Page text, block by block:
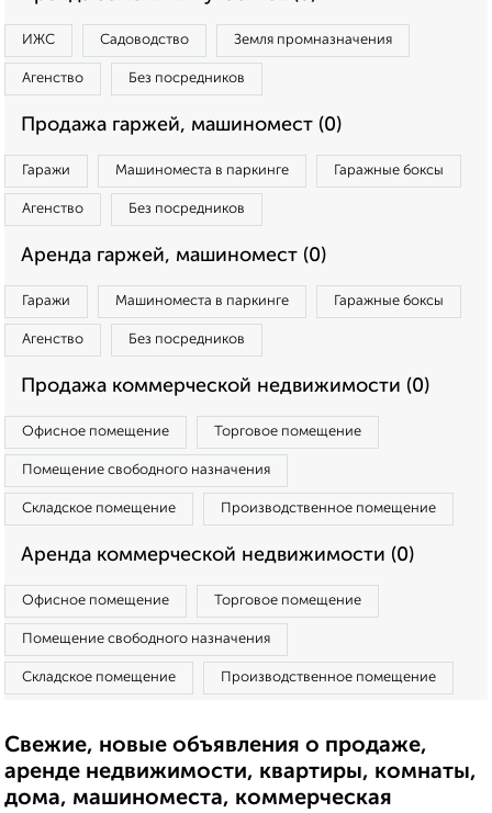
ИЖС Садоводство Земля промназначения
Агенство Без посредников
Продажа гаржей, машиномест (0)
Гаражи Машиноместа в паркинге Гаражные боксы
Агенство Без посредников
Аренда гаржей, машиномест (0)
Гаражи Машиноместа в паркинге Гаражные боксы
Агенство Без посредников
Продажа коммерческой недвижимости (0)
Офисное помещение Торговое помещение
Помещение свободного назначения
Складское помещение Производственное помещение
Аренда коммерческой недвижимости (0)
Офисное помещение Торговое помещение
Помещение свободного назначения
Складское помещение Производственное помещение
Свежие, новые объявления о продаже,
аренде недвижимости, квартиры, комнаты,
дома, машиноместа, коммерческая